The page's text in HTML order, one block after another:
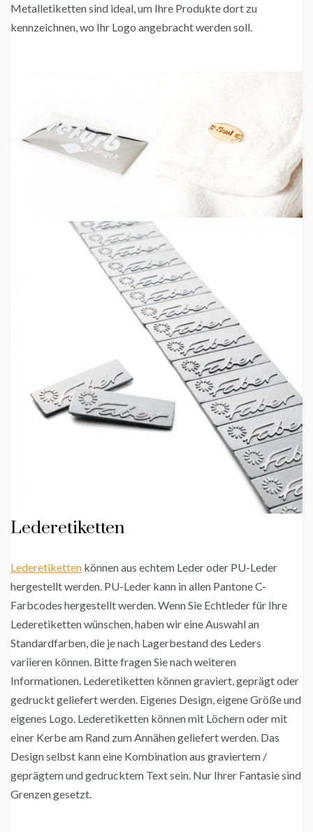
Metalletiketten sind ideal, um Ihre Produkte dort zu
kennzeichnen, wo Ihr Logo angebracht werden soll.
Lederetiketten
Lederetiketten können aus echtem Leder oder PU-Leder
hergestellt werden. PU-Leder kann in allen Pantone C-
Farbcodes hergestellt werden. Wenn Sie Echtleder für Ihre
Lederetiketten wünschen, haben wir eine Auswahl an
Standardfarben, die je nach Lagerbestand des Leders
variieren können. Bitte fragen Sie nach weiteren
Informationen. Lederetiketten können graviert, geprägt oder
gedruckt geliefert werden. Eigenes Design, eigene Größe und
eigenes Logo. Lederetiketten können mit Löchern oder mit
einer Kerbe am Rand zum Annähen geliefert werden. Das
Design selbst kann eine Kombination aus graviertem /
geprägtem und gedrucktem Text sein. Nur Ihrer Fantasie sind
Grenzen gesetzt.